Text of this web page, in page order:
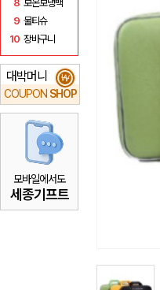
8 보온보냉백
9 물티슈
10 장바구니
대박머니
COUPON SHOP
₩
모바일에서도
세종기프트